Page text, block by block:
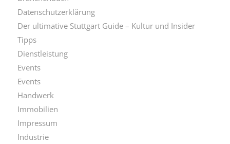
Datenschutzerklärung
Der ultimative Stuttgart Guide – Kultur und Insider
Tipps
Dienstleistung
Events
Events
Handwerk
Immobilien
Impressum
Industrie